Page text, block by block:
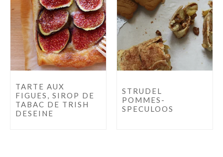
TARTE AUX
FIGUES, SIROP DE
TABAC DE TRISH
DESEINE
STRUDEL
POMMES-
SPECULOOS